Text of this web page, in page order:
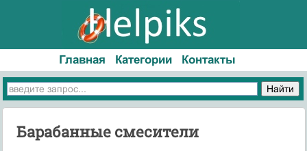
Главная Категории Контакты
Барабанные смесители